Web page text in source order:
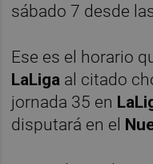
sábado 7 desde
Ese es el horario
LaLiga al citado
jornada 35 en
disputará en el